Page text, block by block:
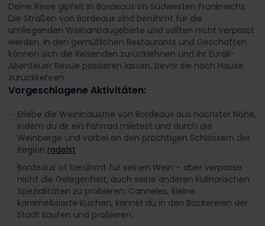
Deine Reise gipfelt in Bordeaux im Südwesten Frankreichs.
Die Straßen von Bordeaux sind berühmt für die
umliegenden Weinanbaugebiete und sollten nicht verpasst
werden. In den gemütlichen Restaurants und Geschäften
können sich die Reisenden zurücklehnen und ihr Eurail-
Abenteuer Revue passieren lassen, bevor sie nach Hause
zurückkehren.
Vorgeschlagene Aktivitäten:
Erlebe die Weinindustrie von Bordeaux aus nächster Nähe,
indem du dir ein Fahrrad mietest und durch die
Weinberge und vorbei an den prächtigen Schlössern der
Region radelst.
Bordeaux ist berühmt für seinen Wein – aber verpasse
nicht die Gelegenheit, auch seine anderen kulinarischen
Spezialitäten zu probieren. Canneles, kleine
karamellisierte Kuchen, kannst du in den Bäckereien der
Stadt kaufen und probieren.